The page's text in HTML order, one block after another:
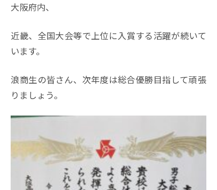
大阪府内、
近畿、全国大会等で上位に入賞する活躍が続いて
います。
浪商生の皆さん、次年度は総合優勝目指して頑張
りましょう。